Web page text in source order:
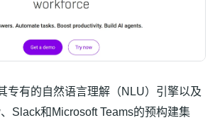
专有的自然语言理解（NLU）引擎以及
Slack和Microsoft Teams的预构建集